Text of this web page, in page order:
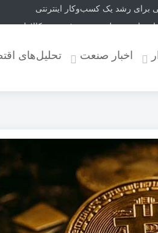
وارد مرحله بررسی فهرست کالاها شد
اضطرار تمدید شد
بهتر برای بازگشت زائران
لهستان در بالاترین سطح هشدار گرمایی
و افزایش طول عمر آن
و مراکز عرضه غذا تخلف بهداشتی است
تضمینی برای استفاده از برق
اخبار صنعت تحلیل‌های